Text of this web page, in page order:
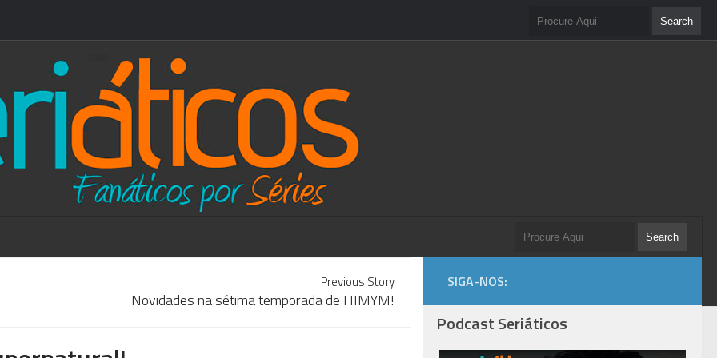
Previous Story
Novidades na sétima temporada de HIMYM!
SIGA-NOS:
Podcast Seriáticos